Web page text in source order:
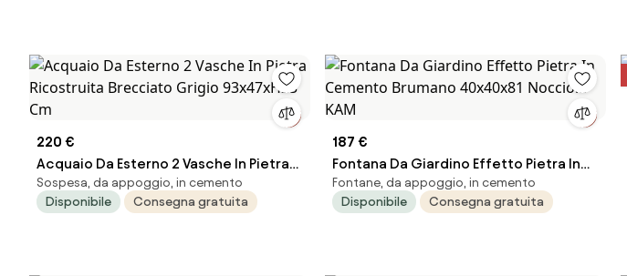
220 €
Acquaio Da Esterno 2 Vasche In Pietra
Ricostruita Brecciato Grigio
93x47xH23 Cm
Sospesa, da appoggio, in cemento
Disponibile
Consegna gratuita
187 €
Fontana Da Giardino Effetto Pietra In
Cemento Brumano 40x40x81 Nocciola
KAM
Fontane, da appoggio, in cemento
Disponibile
Consegna gratuita